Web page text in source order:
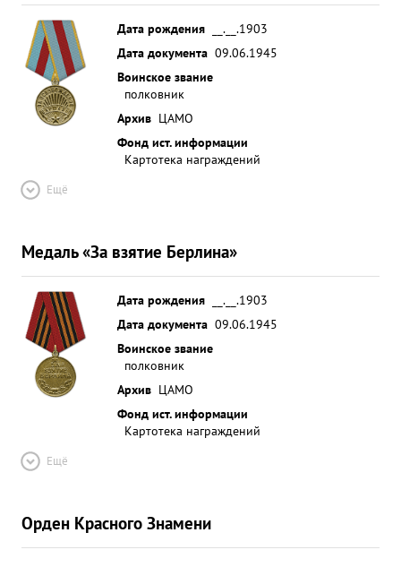
Дата рождения
__.__.1903
Дата документа 09.06.1945
Воинское звание
полковник
Архив ЦАМО
Фонд ист. информации
Картотека награждений
Ещё
Медаль «За взятие Берлина»
Дата рождения
__.__.1903
Дата документа 09.06.1945
Воинское звание
полковник
Архив ЦАМО
Фонд ист. информации
Картотека награждений
Ещё
Орден Красного Знамени